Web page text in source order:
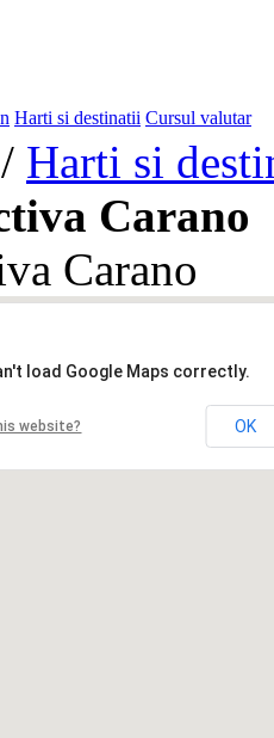
Harti si destinatii Cursul valutar
/ Harti si
Carano
Carano
load Google Maps correctly.
website? OK